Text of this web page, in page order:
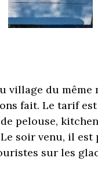
du même
fait. Le tarif
pelouse,
soir venu, il
sur les